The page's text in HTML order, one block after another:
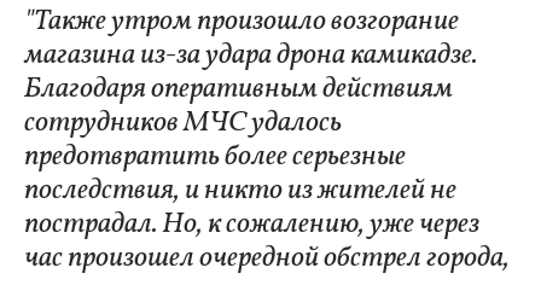
"Также утром произошло возгорание
магазина из-за удара дрона камикадзе.
Благодаря оперативным действиям
сотрудников МЧС удалось
предотвратить более серьезные
последствия, и никто из жителей не
пострадал. Но, к сожалению, уже через
час произошел очередной обстрел города,